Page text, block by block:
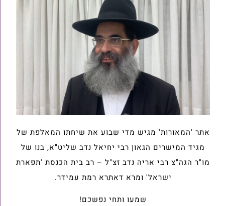
אתר 'המאורות' מגיש מדי שבוע את שיחתו המאלפת של
מגיד המישרים הגאון רבי יחיאל נדב שליט"א, בנו של
מו"ר הגה"צ רבי אריה נדב זצ"ל – רב בית הכנסת 'תפארת
ישראל' ומרא דאתרא רמת עמידר.
שמעו ותחי נפשכם!